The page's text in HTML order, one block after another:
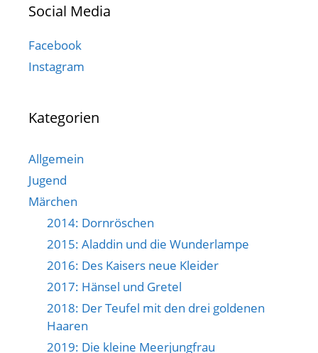
Social Media
Facebook
Instagram
Kategorien
Allgemein
Jugend
Märchen
2014: Dornröschen
2015: Aladdin und die Wunderlampe
2016: Des Kaisers neue Kleider
2017: Hänsel und Gretel
2018: Der Teufel mit den drei goldenen
Haaren
2019: Die kleine Meerjungfrau